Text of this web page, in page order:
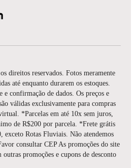
direitos reservados. Fotos meramente
até enquanto durarem os estoques.
e confirmação de dados. Os preços e
válidas exclusivamente para compras
*Parcelas em até 10x sem juros,
de R$200 por parcela. *Frete grátis
exceto Rotas Fluviais. Não atendemos
consultar CEP As promoções do site
promoções e cupons de desconto